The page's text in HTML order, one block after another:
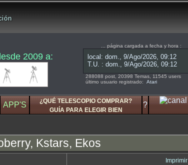
2009 a:
... página cargada a fecha y hora :
288088 post, 20398 Temas, 11545 users
último usuario registrado: Atari
APP'S
¿QUÉ TELESCOPIO COMPRAR?
GUÍA PARA ELEGIR BIEN
?
Kstars, Ekos
Imprimir